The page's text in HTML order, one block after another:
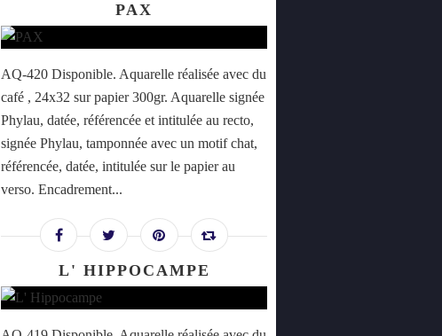
PAX
AQ-420 Disponible. Aquarelle réalisée avec du
café , 24x32 sur papier 300gr. Aquarelle signée
Phylau, datée, référencée et intitulée au recto,
signée Phylau, tamponnée avec un motif chat,
référencée, datée, intitulée sur le papier au
verso. Encadrement...
L' HIPPOCAMPE